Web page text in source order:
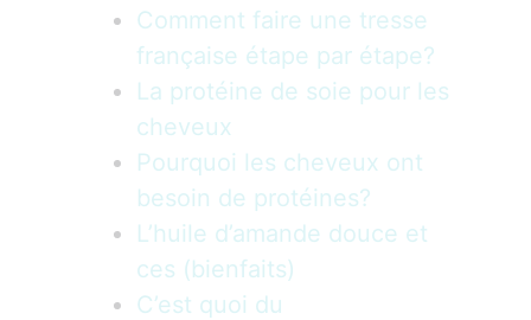
Comment faire une tresse
française étape par étape?
La protéine de soie pour les
cheveux
Pourquoi les cheveux ont
besoin de protéines?
L’huile d’amande douce et
ces (bienfaits)
C’est quoi du